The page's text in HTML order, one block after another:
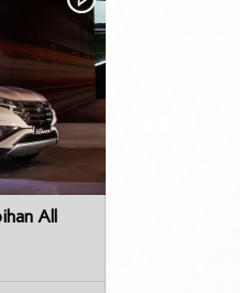
All